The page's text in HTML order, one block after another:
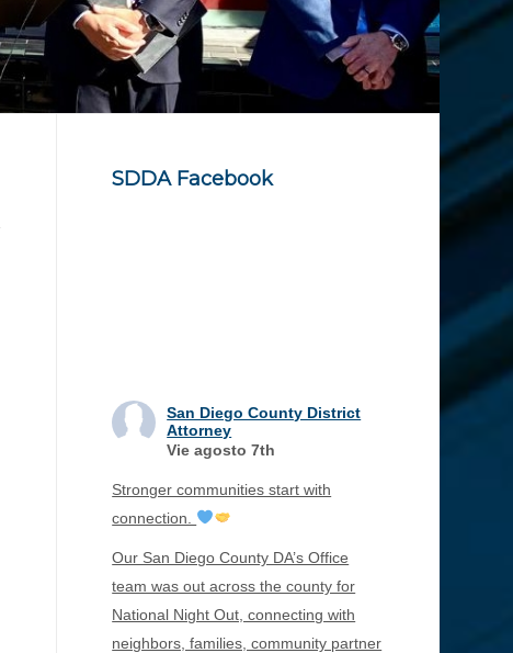
SDDA Facebook
San Diego County District
Attorney
Vie agosto 7th
Stronger communities start with
connection.
Our San Diego County DA’s Office
team was out across the county for
National Night Out, connecting with
neighbors, families, community partner